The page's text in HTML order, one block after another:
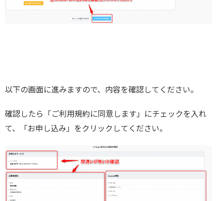
以下の画面に進みますので、内容を確認してください。
確認したら「ご利用規約に同意します」にチェックを入れ
て、「お申し込み」をクリックしてください。